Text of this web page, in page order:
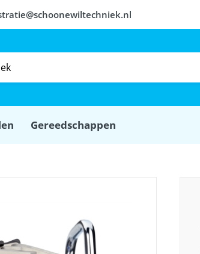
Gereedschappen